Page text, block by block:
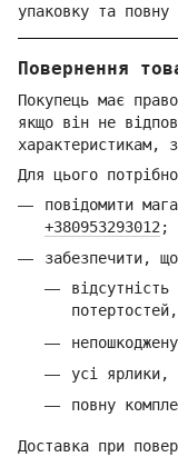
упаковку та повну
Повернення
Покупець має
якщо він не
характеристикам,
Для цього
повідомити
+380953293012 ;
забезпечити,
усі ярлики,
повну
Доставка при